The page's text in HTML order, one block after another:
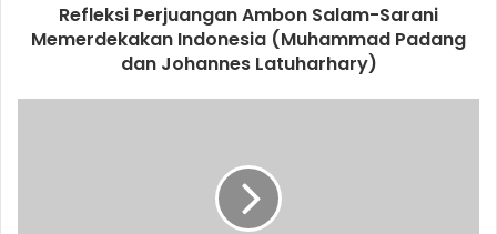
Refleksi Perjuangan Ambon Salam-Sarani
Memerdekakan Indonesia (Muhammad Padang
dan Johannes Latuharhary)